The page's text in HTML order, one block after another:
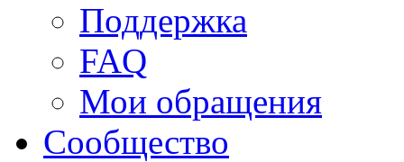
Поддержка
FAQ
Мои обращения
Сообщество